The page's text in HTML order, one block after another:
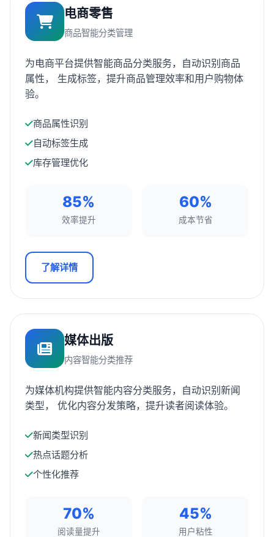
电商零售
商品智能分类管理
为电商平台提供智能商品分类服务，自动识别商品
属性， 生成标签，提升商品管理效率和用户购物体
验。
商品属性识别
自动标签生成
库存管理优化
85%
效率提升
60%
成本节省
了解详情
媒体出版
内容智能分类推荐
为媒体机构提供智能内容分类服务，自动识别新闻
类型， 优化内容分发策略，提升读者阅读体验。
新闻类型识别
热点话题分析
个性化推荐
70%
阅读量提升
45%
用户粘性